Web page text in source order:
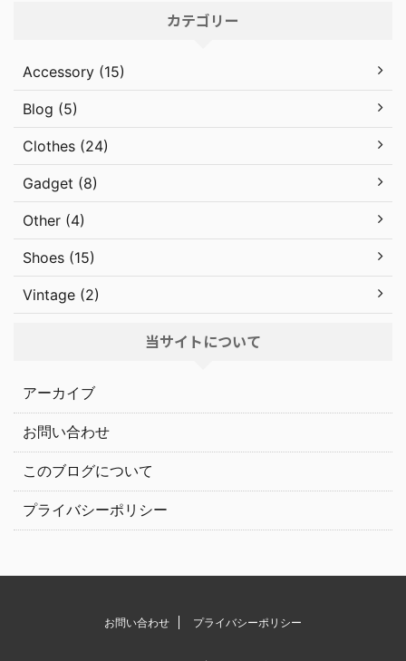
カテゴリー
Accessory (15)
Blog (5)
Clothes (24)
Gadget (8)
Other (4)
Shoes (15)
Vintage (2)
当サイトについて
アーカイブ
お問い合わせ
このブログについて
プライバシーポリシー
お問い合わせ プライバシーポリシー